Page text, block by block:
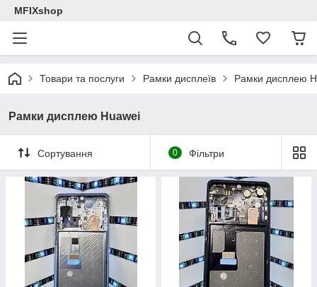
MFIXshop
Товари та послуги Рамки дисплеїв Рамки дисплею
Рамки дисплею Huawei
Сортування 0 Фільтри